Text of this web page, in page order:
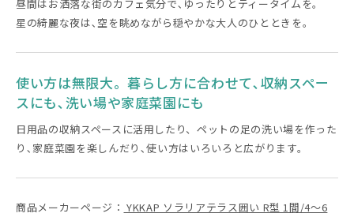
昼間はお洒落な街のカフェ気分で､ゆったりとティータイムを。
星の綺麗な夜は､空を眺めながら穏やかな大人のひとときを。
使い方は無限大。暮らし方に合わせて､収納スペー
スにも､洗い場や家庭菜園にも
日用品の収納スペースに活用したり、ペットの足の洗い場を作った
り､家庭菜園を楽しんだり､使い方はいろいろと広がります。
商品メーカーページ： YKKAP ソラリアテラス囲い R型 1間/4〜6